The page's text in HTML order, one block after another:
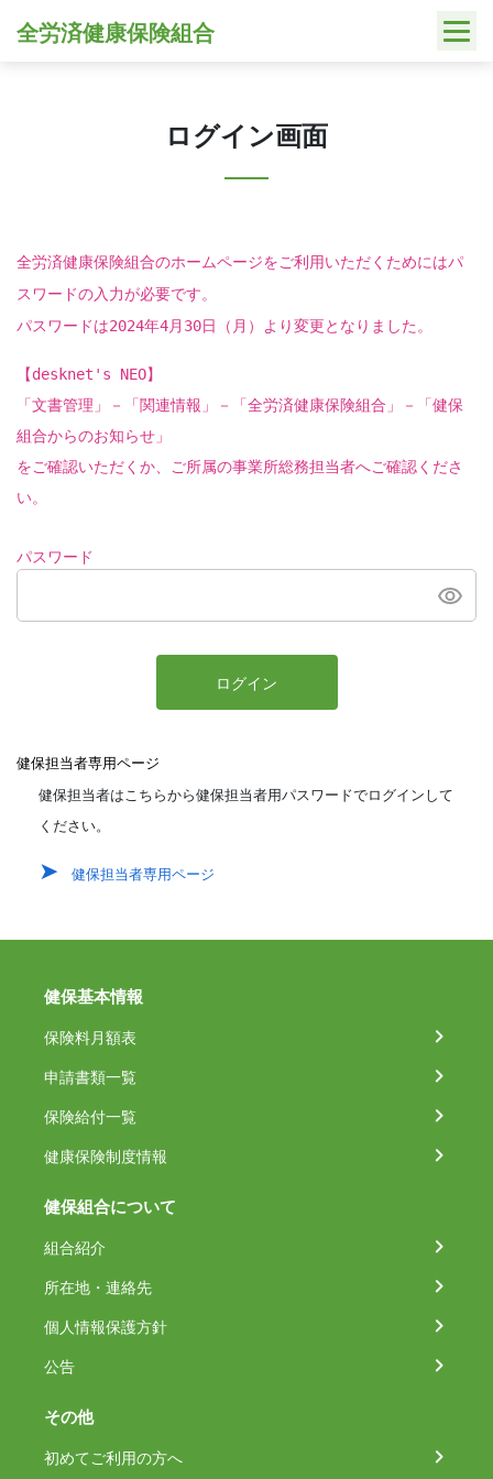
全労済健康保険組合
ログイン画面
全労済健康保険組合のホームページをご利用いただくためにはパ
スワードの入力が必要です。
パスワードは2024年4月30日（月）より変更となりました。
【desknet's NEO】
「文書管理」－「関連情報」－「全労済健康保険組合」－「健保
組合からのお知らせ」
をご確認いただくか、ご所属の事業所総務担当者へご確認くださ
い。
パスワード
ログイン
健保担当者専用ページ
健保担当者はこちらから健保担当者用パスワードでログインして
ください。
健保担当者専用ページ
健保基本情報
保険料月額表
申請書類一覧
保険給付一覧
健康保険制度情報
健保組合について
組合紹介
所在地・連絡先
個人情報保護方針
公告
その他
初めてご利用の方へ